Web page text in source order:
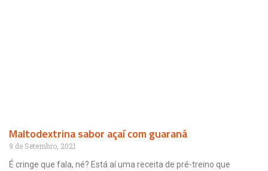
Maltodextrina sabor açaí com guaraná
9 de Setembro, 2021
É cringe que fala, né? Está aí uma receita de pré-treino que